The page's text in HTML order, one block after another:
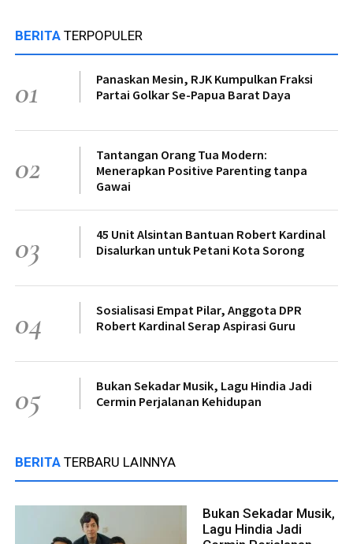
BERITA TERPOPULER
01
Panaskan Mesin, RJK Kumpulkan Fraksi
Partai Golkar Se-Papua Barat Daya
02
Tantangan Orang Tua Modern:
Menerapkan Positive Parenting tanpa
Gawai
03
45 Unit Alsintan Bantuan Robert Kardinal
Disalurkan untuk Petani Kota Sorong
04
Sosialisasi Empat Pilar, Anggota DPR
Robert Kardinal Serap Aspirasi Guru
05
Bukan Sekadar Musik, Lagu Hindia Jadi
Cermin Perjalanan Kehidupan
BERITA TERBARU LAINNYA
Bukan Sekadar Musik,
Lagu Hindia Jadi